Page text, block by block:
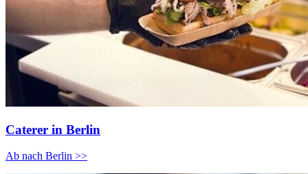
Caterer in Berlin
Ab nach Berlin >>